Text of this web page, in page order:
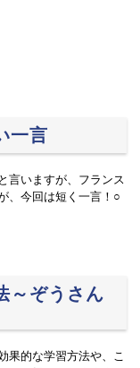
一言
言いますが、フランス
、今回は短く一言！○
～ぞうさん
果的な学習方法や、こ